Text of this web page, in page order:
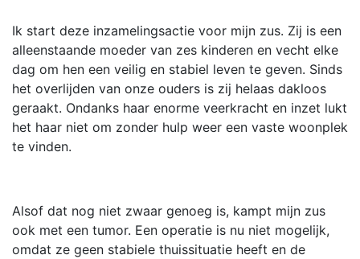
Ik start deze inzamelingsactie voor mijn zus. Zij is een
alleenstaande moeder van zes kinderen en vecht elke
dag om hen een veilig en stabiel leven te geven. Sinds
het overlijden van onze ouders is zij helaas dakloos
geraakt. Ondanks haar enorme veerkracht en inzet lukt
het haar niet om zonder hulp weer een vaste woonplek
te vinden.
Alsof dat nog niet zwaar genoeg is, kampt mijn zus
ook met een tumor. Een operatie is nu niet mogelijk,
omdat ze geen stabiele thuissituatie heeft en de